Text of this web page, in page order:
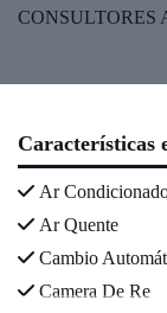
CONSULTORES
Características
Ar
Ar Quente
Cambio
Camera De Re